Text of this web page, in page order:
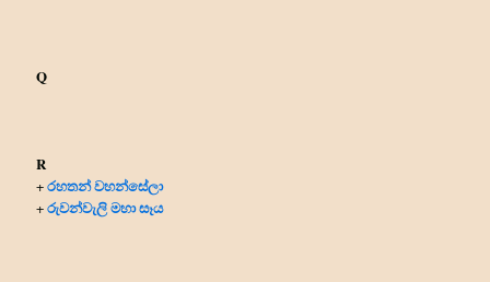
Q
R
+රහතන් වහන්සේලා
+රුවන්වැලි මහා සෑය